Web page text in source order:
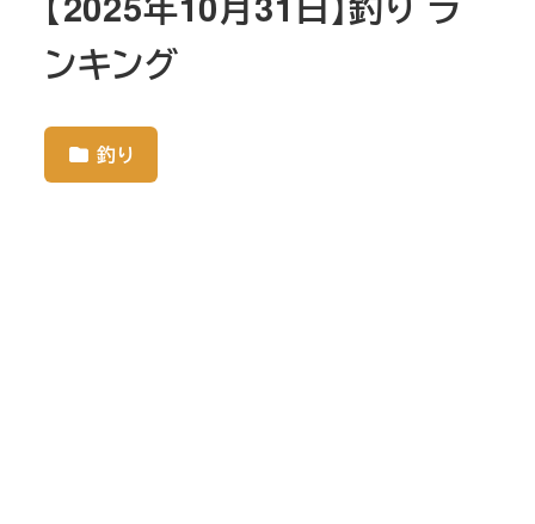
ンキング
釣り